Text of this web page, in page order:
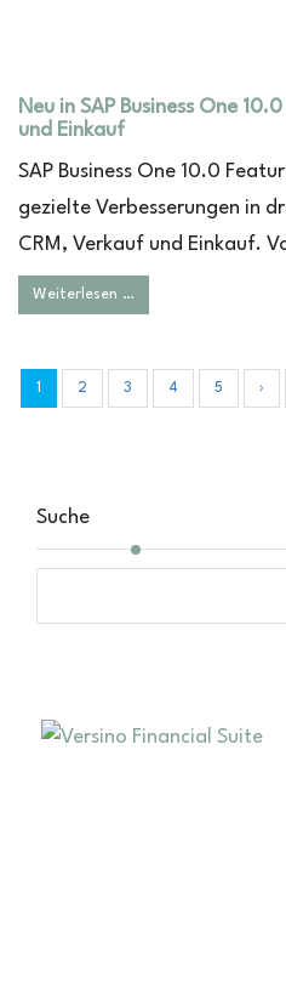
Neu in SAP Business One
und Einkauf
SAP Business One 10.0
gezielte Verbesserungen in
CRM, Verkauf und Einkauf.
Weiterlesen …
1 2 3 4 5 ›
Suche